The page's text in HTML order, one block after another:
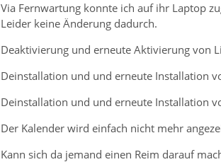
Via Fernwartung konnte ich auf ihr Laptop
Leider keine Änderung dadurch.
Deaktivierung und erneute Aktivierung von
Deinstallation und und erneute Installation
Deinstallation und und erneute Installation
Der Kalender wird einfach nicht mehr
Kann sich da jemand einen Reim darauf